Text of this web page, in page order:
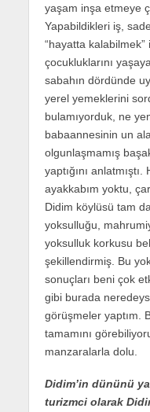
yaşam inşa etmeye
Yapabildikleri iş,
“hayatta kalabilmek”
çocukluklarını
sabahın dördünde
yerel yemeklerini
bulamıyorduk, ne
babaannesinin un
olgunlaşmamış
yaptığını
ayakkabım yoktu,
Didim köylüsü tam
yoksulluğu,
yoksulluk korkusu
şekillendirmiş. Bu
sonuçları beni çok
gibi burada
görüşmeler yaptım.
tamamını
manzaralarla dolu.
Didim’in dününü
turizmci olarak